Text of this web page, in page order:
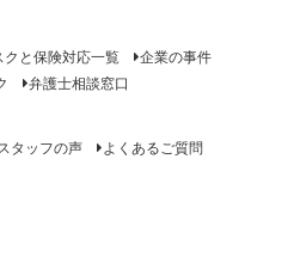
クと保険対応一覧
企業の事件
弁護士相談窓口
タッフの声
よくあるご質問